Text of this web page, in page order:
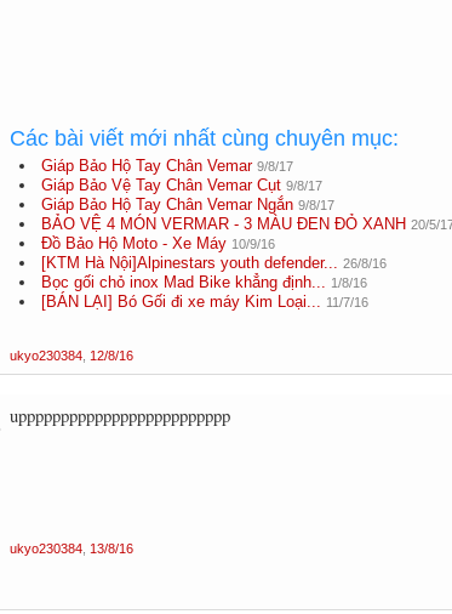
Các bài viết mới nhất cùng chuyên mục:
Giáp Bảo Hộ Tay Chân Vemar 9/8/17
Giáp Bảo Vệ Tay Chân Vemar Cụt 9/8/17
Giáp Bảo Hộ Tay Chân Vemar Ngắn 9/8/17
BẢO VỆ 4 MÓN VERMAR - 3 MÀU ĐEN ĐỎ XANH 20/5/
Đồ Bảo Hộ Moto - Xe Máy 10/9/16
[KTM Hà Nội]Alpinestars youth defender... 26/8/16
Bọc gối chỏ inox Mad Bike khẳng định... 1/8/16
[BÁN LẠI] Bó Gối đi xe máy Kim Loại... 11/7/16
ukyo230384 12/8/16
uppppppppppppppppppppppppp
ukyo230384 13/8/16